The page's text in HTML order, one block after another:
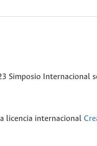
Simposio Internacional
licencia internacional